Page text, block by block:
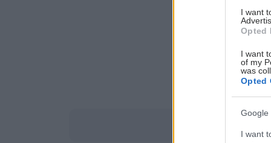
I want
Opted
I want
of my
was
Opted
Google
I want